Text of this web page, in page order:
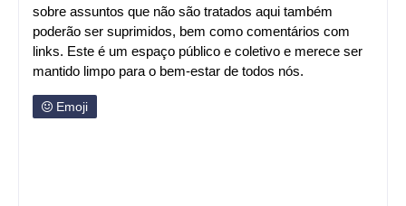
sobre assuntos que não são tratados aqui também
poderão ser suprimidos, bem como comentários com
links. Este é um espaço público e coletivo e merece ser
mantido limpo para o bem-estar de todos nós.
Emoji